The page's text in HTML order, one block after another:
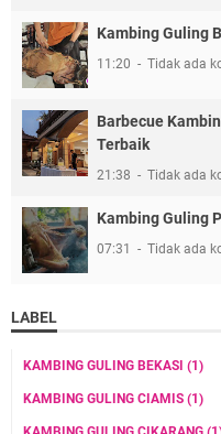
Kambing Guling
11:20 Tidak ada
Barbecue
Terbaik
21:38 Tidak ada
Kambing Guling
07:31 Tidak ada
LABEL
KAMBING GULING BEKASI (1)
KAMBING GULING CIAMIS (1)